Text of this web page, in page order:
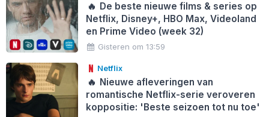
🔥 De beste nieuwe films & series op
Netflix, Disney+, HBO Max, Videoland
en Prime Video (week 32)
Gisteren om 13:59
Netflix
🔥 Nieuwe afleveringen van
romantische Netflix-serie veroveren
koppositie: 'Beste seizoen tot nu toe'